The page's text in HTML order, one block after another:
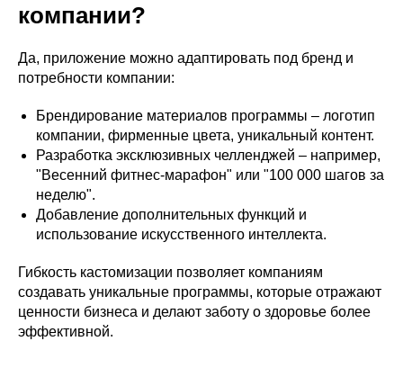
компании?
Да, приложение можно адаптировать под бренд и
потребности компании:
Брендирование материалов программы – логотип
компании, фирменные цвета, уникальный контент.
Разработка эксклюзивных челленджей – например,
"Весенний фитнес-марафон" или "100 000 шагов за
неделю".
Добавление дополнительных функций и
использование искусственного интеллекта.
Гибкость кастомизации позволяет компаниям
создавать уникальные программы, которые отражают
ценности бизнеса и делают заботу о здоровье более
эффективной.